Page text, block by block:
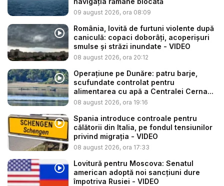
09 august 2026, ora 08:09
România, lovită de furtuni violente după
caniculă: copaci doborâți, acoperișuri
smulse și străzi inundate - VIDEO
08 august 2026, ora 20:12
Operațiune pe Dunăre: patru barje,
scufundate controlat pentru
alimentarea cu apă a Centralei Cerna...
08 august 2026, ora 19:16
Spania introduce controale pentru
călătorii din Italia, pe fondul tensiunilor
privind migrația - VIDEO
08 august 2026, ora 17:33
Lovitură pentru Moscova: Senatul
american adoptă noi sancțiuni dure
împotriva Rusiei - VIDEO